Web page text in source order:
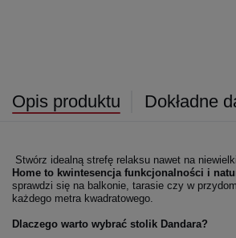
Opis produktu Dokładne
Stwórz idealną strefę relaksu nawet na
Home to kwintesencja funkcjonalności i
sprawdzi się na balkonie, tarasie czy w
każdego metra kwadratowego.
Dlaczego warto wybrać stolik Dandara?